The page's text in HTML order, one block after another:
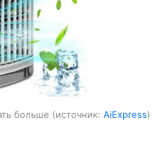
больше источник: AiExpress